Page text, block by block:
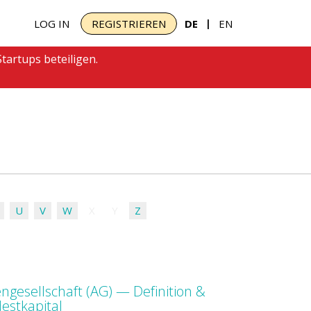
LOG IN REGISTRIEREN DE | EN
beteiligen.
U V W Z
(AG) — Definition &